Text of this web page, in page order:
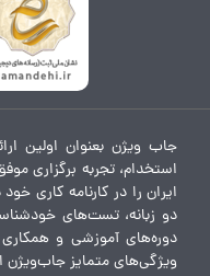
جاب ویژن بعنوان اولین
استخدام، تجربه برگزاری
ایران را در کارنامه کاری
دو زبانه، تست‌های
دوره‌های آموزشی و همکاری
ویژگی‌های متمایز